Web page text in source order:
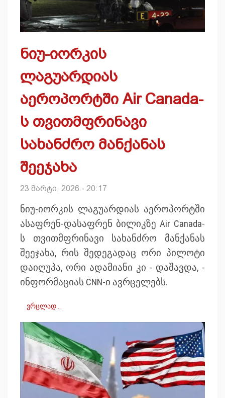
ნიუ-იორკის
ლაგუარდიას
აეროპორტში Air Canada-
ს თვითმფრინავი
სახანძრო მანქანას
შეეჯახა
23 მარტი, 2026 - 20:17
ნიუ-იორკის ლაგუარდიას აეროპორტში
ასაფრენ-დასაფრენ ბილიკზე Air Canada-
ს თვითმფრინავი სახანძრო მანქანას
შეეჯახა, რის შედეგადაც ორი პილოტი
დაიღუპა, ორი ადამიანი კი - დაშავდა, -
ინფორმაციას CNN-ი ავრცელებს.
ვრცლად …